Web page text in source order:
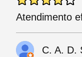
Atendimento
C. A. D.